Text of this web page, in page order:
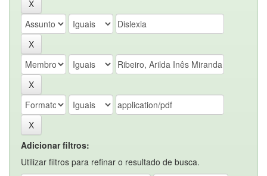
Adicionar filtros:
Utilizar filtros para refinar o resultado de busca.